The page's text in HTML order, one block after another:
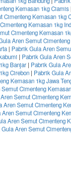
Kemasan 1kg Ciamis
Cimenteng Kemasan 1kg
Kemasan 1kg
Cimenteng Kemasan
Aren Semut
| Pabrik Gula Aren
| Pabrik Gula Aren
Banjar | Pabrik Gula
Cirebon | Pabrik Gula
Kemasan 1kg Jawa
Cimenteng
Semut Cimenteng
Aren Semut Cimenteng
Aren Semut Cimenteng
Aren Semut Cimenteng
Aren Semut